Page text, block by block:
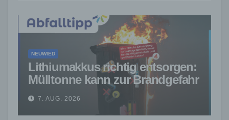
NEUWIED
Lithiumakkus richtig entsorgen:
Mülltonne kann zur Brandgefahr
werden
7. AUG. 2026